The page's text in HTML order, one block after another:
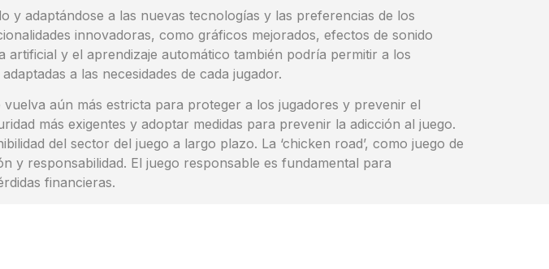
y adaptándose a las nuevas tecnologías y las preferencias de los
innovadoras, como gráficos mejorados, efectos de sonido
y el aprendizaje automático también podría permitir a los
a las necesidades de cada jugador.
aún más estricta para proteger a los jugadores y prevenir el
más exigentes y adoptar medidas para prevenir la adicción al juego.
del sector del juego a largo plazo. La ‘chicken road’, como juego de
y responsabilidad. El juego responsable es fundamental para
financieras.